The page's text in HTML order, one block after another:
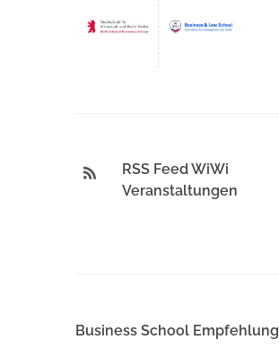
RSS Feed WiWi
Veranstaltungen
Business School Empfehlung